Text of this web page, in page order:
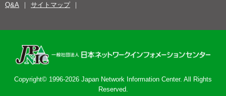
Q&A
サイトマップ
Copyright© 1996-2026 Japan Network Information Center. All Rights
Reserved.